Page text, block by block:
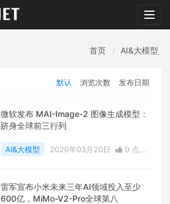
首页 AI&大模型
默认 浏览次数 发布日期
微软发布 MAI-Image-2 图像生成模型：
跻身全球前三行列
AI&大模型 2026年03月20日
0 点赞
雷军宣布小米未来三年AI领域投入至少
600亿，MiMo-V2-Pro全球第八